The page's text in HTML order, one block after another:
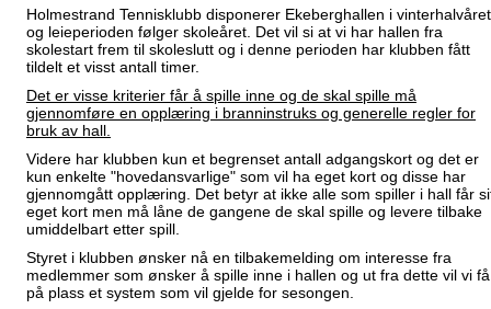
Holmestrand Tennisklubb disponerer Ekeberghallen i vinterhalvåret
og leieperioden følger skoleåret. Det vil si at vi har hallen fra
skolestart frem til skoleslutt og i denne perioden har klubben fått
tildelt et visst antall timer.
Det er visse kriterier får å spille inne og de skal spille må
gjennomføre en opplæring i branninstruks og generelle regler for
bruk av hall.
Videre har klubben kun et begrenset antall adgangskort og det er
kun enkelte "hovedansvarlige" som vil ha eget kort og disse har
gjennomgått opplæring. Det betyr at ikke alle som spiller i hall får
eget kort men må låne de gangene de skal spille og levere tilbake
umiddelbart etter spill.
Styret i klubben ønsker nå en tilbakemelding om interesse fra
medlemmer som ønsker å spille inne i hallen og ut fra dette vil vi få
på plass et system som vil gjelde for sesongen.